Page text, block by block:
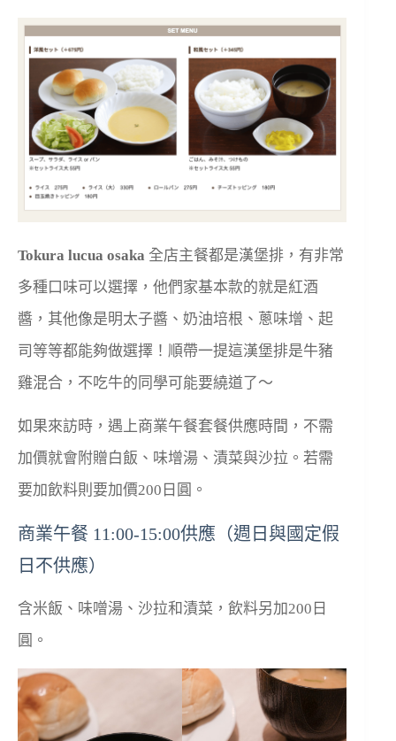
Tokura lucua osaka 全店主餐都是漢堡排，有非常
多種口味可以選擇，他們家基本款的就是紅酒
醬，其他像是明太子醬、奶油培根、蔥味增、起
司等等都能夠做選擇！順帶一提這漢堡排是牛豬
雞混合，不吃牛的同學可能要繞道了～
如果來訪時，遇上商業午餐套餐供應時間，不需
加價就會附贈白飯、味增湯、漬菜與沙拉。若需
要加飲料則要加價200日圓。
商業午餐 11:00-15:00供應（週日與國定假
日不供應）
含米飯、味噌湯、沙拉和漬菜，飲料另加200日
圓。